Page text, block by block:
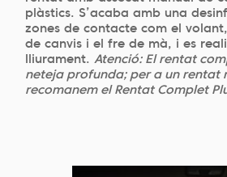
plàstics. S’acaba amb una
zones de contacte com el
de canvis i el fre de mà, i es
lliurament. Atenció: El rentat
neteja profunda; per a un rentat
recomanem el Rentat Complet